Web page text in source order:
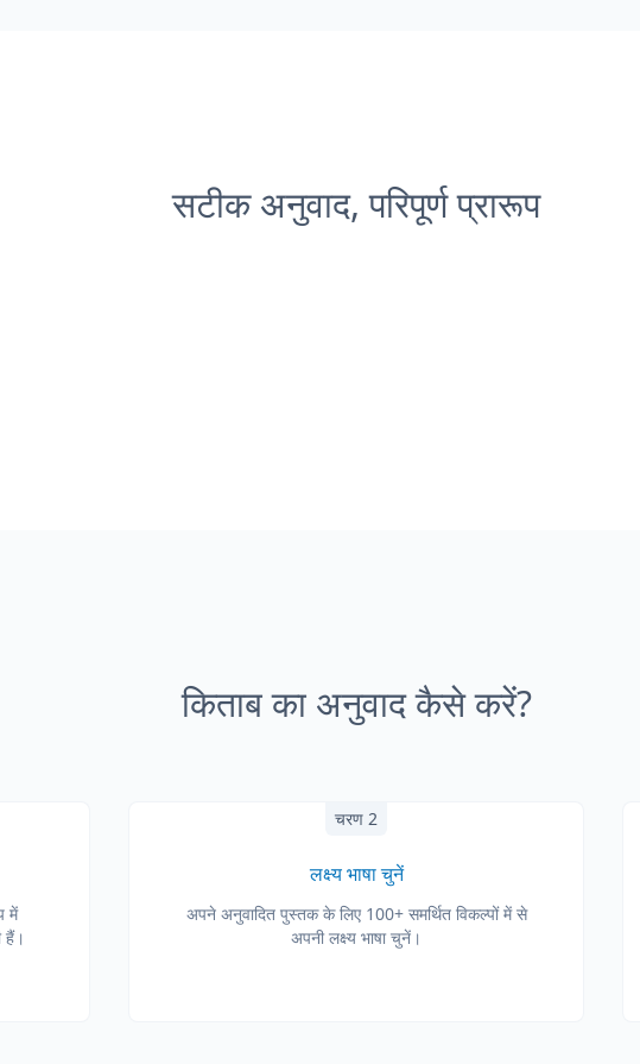
सटीक अनुवाद, परिपूर्ण प्रारूप
किताब का अनुवाद कैसे करें?
में
हैं।
चरण 2
लक्ष्य भाषा चुनें
अपने अनुवादित पुस्तक के लिए 100+ समर्थित विकल्पों में से
अपनी लक्ष्य भाषा चुनें।